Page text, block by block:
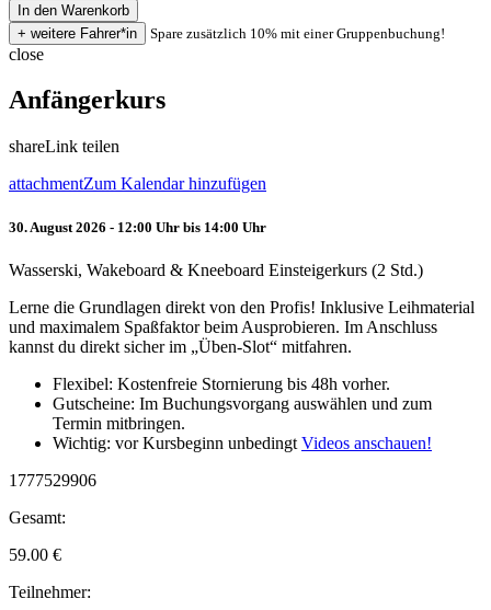
Spare zusätzlich 10% mit einer Gruppenbuchung!
close
Anfängerkurs
shareLink teilen
attachmentZum Kalendar hinzufügen
30. August 2026 - 12:00 Uhr bis 14:00 Uhr
Wasserski, Wakeboard & Kneeboard Einsteigerkurs (2 Std.)
Lerne die Grundlagen direkt von den Profis! Inklusive Leihmaterial
und maximalem Spaßfaktor beim Ausprobieren. Im Anschluss
kannst du direkt sicher im „Üben-Slot“ mitfahren.
Flexibel: Kostenfreie Stornierung bis 48h vorher.
Gutscheine: Im Buchungsvorgang auswählen und zum
Termin mitbringen.
Wichtig: vor Kursbeginn unbedingt Videos anschauen!
1777529906
Gesamt:
59.00 €
Teilnehmer: